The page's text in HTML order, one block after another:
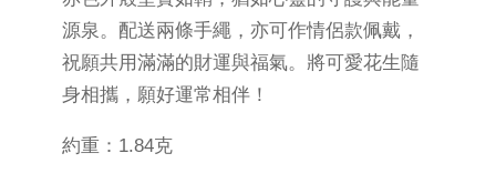
源泉。配送兩條手繩，亦可作情侶款佩戴，
祝願共用滿滿的財運與福氣。將可愛花生隨
身相攜，願好運常相伴！
約重：1.84克